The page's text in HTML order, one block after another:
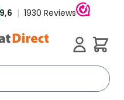
Cart